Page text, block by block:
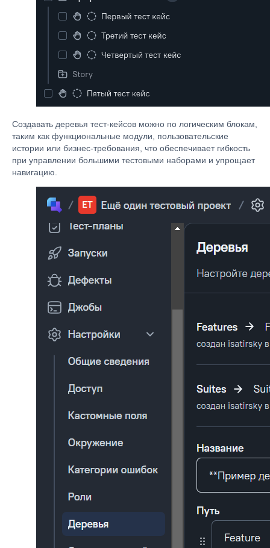
Создавать деревья тест-кейсов можно по логическим блокам,
таким как функциональные модули, пользовательские
истории или бизнес-требования, что обеспечивает гибкость
при управлении большими тестовыми наборами и упрощает
навигацию.